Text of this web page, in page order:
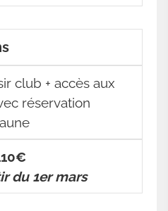
club + accès aux
réservation
du 1er mars